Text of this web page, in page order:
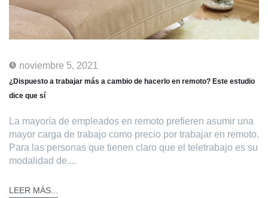
noviembre 5, 2021
¿Dispuesto a trabajar más a cambio de hacerlo en remoto? Este estudio
dice que sí
La mayoría de empleados en remoto prefieren asumir una
mayor carga de trabajo como precio por trabajar en remoto.
Para las personas que tienen claro que el teletrabajo es su
modalidad de....
LEER MÁS...